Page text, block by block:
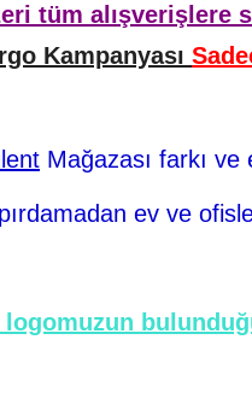
tüm alışverişlere
Kampanyası
Mağazası farkı
ev ve
logomuzun